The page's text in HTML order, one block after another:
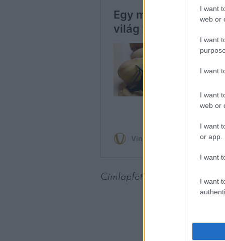
I want
web or
I want
I want
I want
web or
I want
or app.
I want
I want
Címlapfotó: Mike Houser /